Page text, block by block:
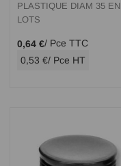
PLASTIQUE DIAM 35 EN
LOTS
0,64 €/ Pce TTC
0,53 €/ Pce HT